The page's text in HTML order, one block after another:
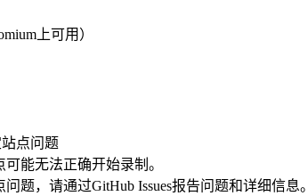
上可用）
点问题
能无法正确开始录制。
题，请通过GitHub Issues报告问题和详细信息。